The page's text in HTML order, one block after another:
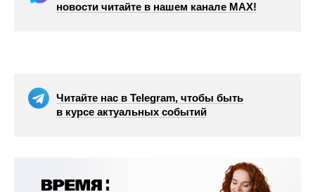
новости читайте в нашем канале МАХ!
Читайте нас в Telegram, чтобы быть
в курсе актуальных событий